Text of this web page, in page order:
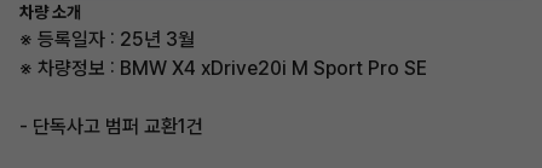
차량 소개
※ 등록일자 : 25년 3월
※ 차량정보 : BMW X4 xDrive20i M Sport Pro SE
- 단독사고 범퍼 교환1건